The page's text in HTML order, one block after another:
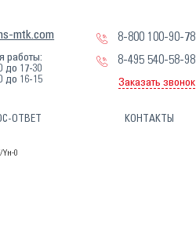
mtk.com
работы:
до 17-30
до 16-15
8-800 100-90-78
8-495 540-58-98
Заказать звонок
ОТВЕТ КОНТАКТЫ
Yн-0